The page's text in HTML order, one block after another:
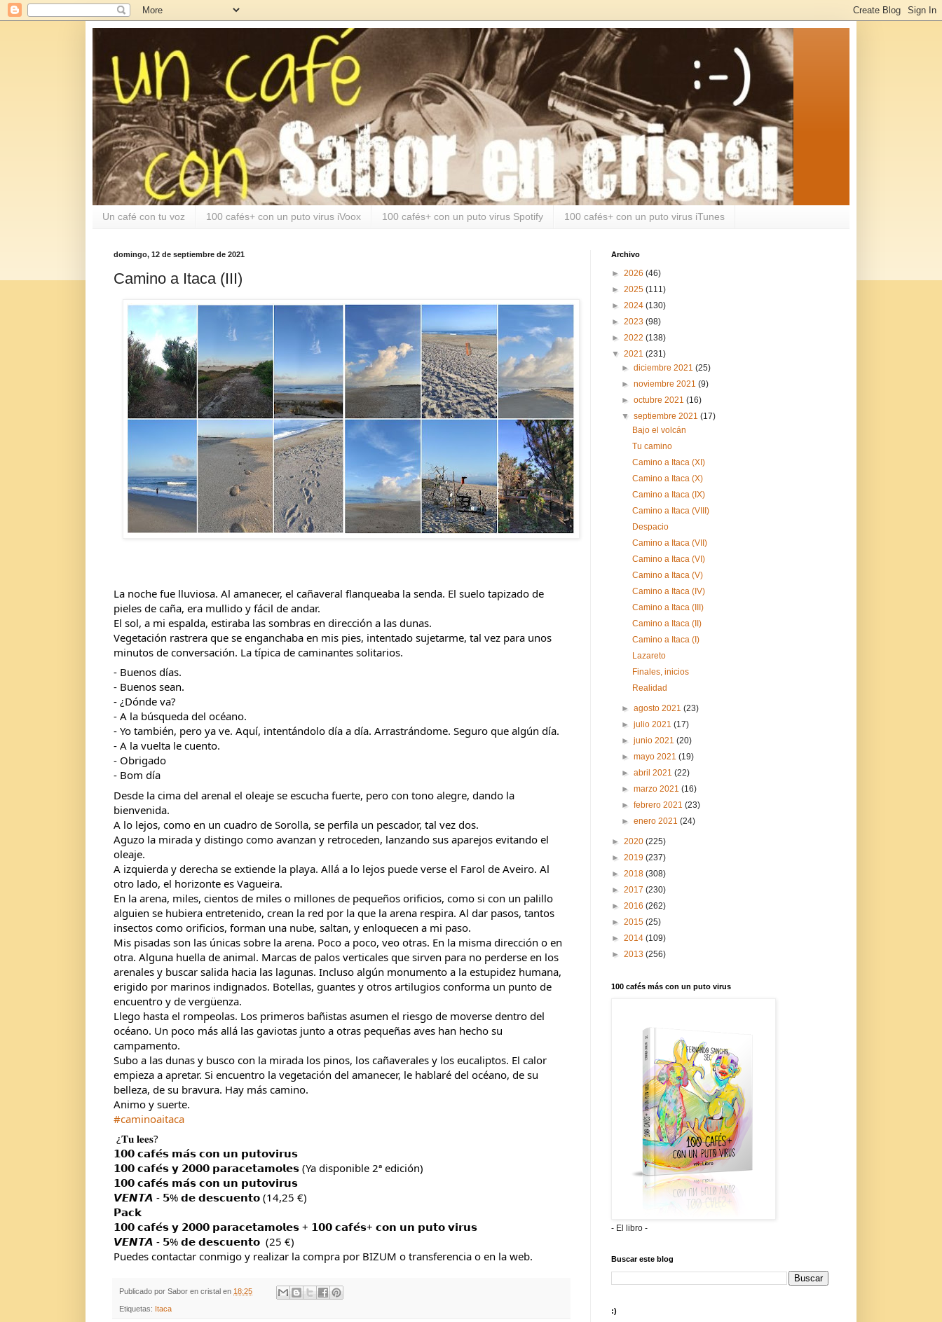
Un café con tu voz 100 cafés+ con un puto virus iVoox 100 cafés+ con un puto virus Spotify 100 cafés+ con un puto virus iTunes
domingo, 12 de septiembre de 2021
Camino a Itaca (III)
La noche fue lluviosa. Al amanecer, el cañaveral flanqueaba la senda. El suelo tapizado de
pieles de caña, era mullido y fácil de andar.
El sol, a mi espalda, estiraba las sombras en dirección a las dunas.
Vegetación rastrera que se enganchaba en mis pies, intentado sujetarme, tal vez para unos
minutos de conversación. La típica de caminantes solitarios.
- Buenos días.
- Buenos sean.
- ¿Dónde va?
- A la búsqueda del océano.
- Yo también, pero ya ve. Aquí, intentándolo día a día. Arrastrándome. Seguro que algún día.
- A la vuelta le cuento.
- Obrigado
- Bom día
Desde la cima del arenal el oleaje se escucha fuerte, pero con tono alegre, dando la
bienvenida.
A lo lejos, como en un cuadro de Sorolla, se perfila un pescador, tal vez dos.
Aguzo la mirada y distingo como avanzan y retroceden, lanzando sus aparejos evitando el
oleaje.
A izquierda y derecha se extiende la playa. Allá a lo lejos puede verse el Farol de Aveiro. Al
otro lado, el horizonte es Vagueira.
En la arena, miles, cientos de miles o millones de pequeños orificios, como si con un palillo
alguien se hubiera entretenido, crean la red por la que la arena respira. Al dar pasos, tantos
insectos como orificios, forman una nube, saltan, y enloquecen a mi paso.
Mis pisadas son las únicas sobre la arena. Poco a poco, veo otras. En la misma dirección o en
otra. Alguna huella de animal. Marcas de palos verticales que sirven para no perderse en los
arenales y buscar salida hacia las lagunas. Incluso algún monumento a la estupidez humana,
erigido por marinos indignados. Botellas, guantes y otros artilugios conforma un punto de
encuentro y de vergüenza.
Llego hasta el rompeolas. Los primeros bañistas asumen el riesgo de moverse dentro del
océano. Un poco más allá las gaviotas junto a otras pequeñas aves han hecho su
campamento.
Subo a las dunas y busco con la mirada los pinos, los cañaverales y los eucaliptos. El calor
empieza a apretar. Si encuentro la vegetación del amanecer, le hablaré del océano, de su
belleza, de su bravura. Hay más camino.
Animo y suerte.
#caminoaitaca
¿𝐓𝐮 𝐥𝐞𝐞𝐬?
𝟭𝟬𝟬 𝗰𝗮𝗳𝗲́𝘀 𝗺𝗮́𝘀 𝗰𝗼𝗻 𝘂𝗻 𝗽𝘂𝘁𝗼𝘃𝗶𝗿𝘂𝘀
𝟭𝟬𝟬 𝗰𝗮𝗳𝗲́𝘀 𝘆 𝟮𝟬𝟬𝟬 𝗽𝗮𝗿𝗮𝗰𝗲𝘁𝗮𝗺𝗼𝗹𝗲𝘀 (Ya disponible 2ª edición)
𝟭𝟬𝟬 𝗰𝗮𝗳𝗲́𝘀 𝗺𝗮́𝘀 𝗰𝗼𝗻 𝘂𝗻 𝗽𝘂𝘁𝗼𝘃𝗶𝗿𝘂𝘀
𝙑𝙀𝙉𝙏𝘼 - 𝟱% 𝗱𝗲 𝗱𝗲𝘀𝗰𝘂𝗲𝗻𝘁𝗼 (14,25 €)
𝗣𝗮𝗰𝗸
𝟭𝟬𝟬 𝗰𝗮𝗳𝗲́𝘀 𝘆 𝟮𝟬𝟬𝟬 𝗽𝗮𝗿𝗮𝗰𝗲𝘁𝗮𝗺𝗼𝗹𝗲𝘀 + 𝟭𝟬𝟬 𝗰𝗮𝗳𝗲́𝘀+ 𝗰𝗼𝗻 𝘂𝗻 𝗽𝘂𝘁𝗼 𝘃𝗶𝗿𝘂𝘀
𝙑𝙀𝙉𝙏𝘼 - 𝟱% 𝗱𝗲 𝗱𝗲𝘀𝗰𝘂𝗲𝗻𝘁𝗼  (25 €)
Puedes contactar conmigo y realizar la compra por BIZUM o transferencia o en la web.
Publicado por Sabor en cristal en 18:25
Etiquetas: Itaca
Archivo
► 2026 (46)
► 2025 (111)
► 2024 (130)
► 2023 (98)
► 2022 (138)
▼ 2021 (231)
►diciembre 2021(25)
►noviembre 2021(9)
►octubre 2021(16)
▼septiembre 2021(17)
Bajo el volcán
Tu camino
Camino a Itaca (XI)
Camino a Itaca (X)
Camino a Itaca (IX)
Camino a Itaca (VIII)
Despacio
Camino a Itaca (VII)
Camino a Itaca (VI)
Camino a Itaca (V)
Camino a Itaca (IV)
Camino a Itaca (III)
Camino a Itaca (II)
Camino a Itaca (I)
Lazareto
Finales, inicios
Realidad
►agosto 2021(23)
►julio 2021(17)
►junio 2021(20)
►mayo 2021(19)
►abril 2021(22)
►marzo 2021(16)
►febrero 2021(23)
►enero 2021(24)
► 2020 (225)
► 2019 (237)
► 2018 (308)
► 2017 (230)
► 2016 (262)
► 2015 (25)
► 2014 (109)
► 2013 (256)
100 cafés más con un puto virus
- El libro -
Buscar este blog
:)